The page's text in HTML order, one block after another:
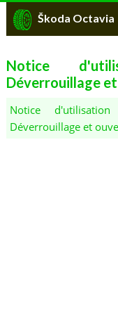
Škoda Octavia
Notice
Déverrouillage
Notice
Déverrouillage et